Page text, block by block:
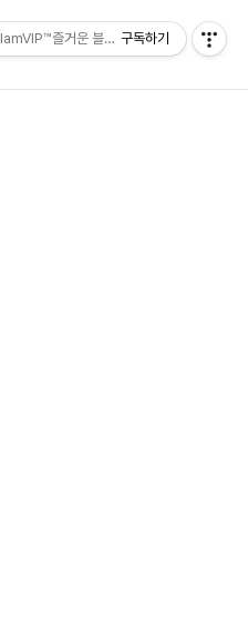
태그 방명록
IamVIP™즐거운 블로깅구독하기